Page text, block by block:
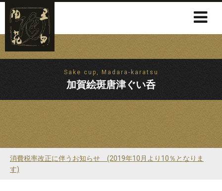
Sake cup, Madara-karatsu
加賀絵斑唐津ぐい呑
消費税率改正に伴うお知らせ (2019年10月より10％となりま
す)